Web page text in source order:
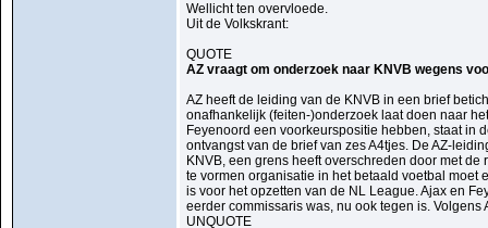
Wellicht ten overvloede.
Uit de Volkskrant:
QUOTE
AZ vraagt om onderzoek naar KNVB wegens
AZ heeft de leiding van de KNVB in een brief
onafhankelijk (feiten-)onderzoek laat doen naar
Feyenoord een voorkeurspositie hebben, staat in
ontvangst van de brief van zes A4tjes. De AZ-
KNVB, een grens heeft overschreden door met
te vormen organisatie in het betaald voetbal moet
is voor het opzetten van de NL League. Ajax en
eerder commissaris was, nu ook tegen is.
UNQUOTE